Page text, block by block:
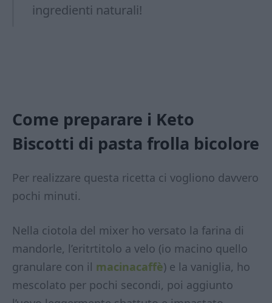
ingredienti naturali!
Come preparare i Keto
Biscotti di pasta frolla bicolore
Per realizzare questa ricetta ci vogliono davvero
pochi minuti.
Nella ciotola del mixer ho versato la farina di
mandorle, l’eritrtitolo a velo (io macino quello
granulare con il macinacaffè) e la vaniglia, ho
mescolato per pochi secondi, poi aggiunto